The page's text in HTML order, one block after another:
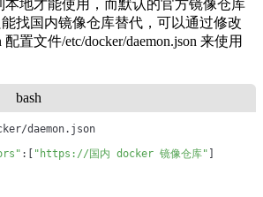
false
本地才能使用，而默认的官方镜像仓库
找国内镜像仓库替代，可以通过修改
置文件/etc/docker/daemon.json 来使用
bash
daemon.json
:[ "https://国内 docker 镜像仓库"